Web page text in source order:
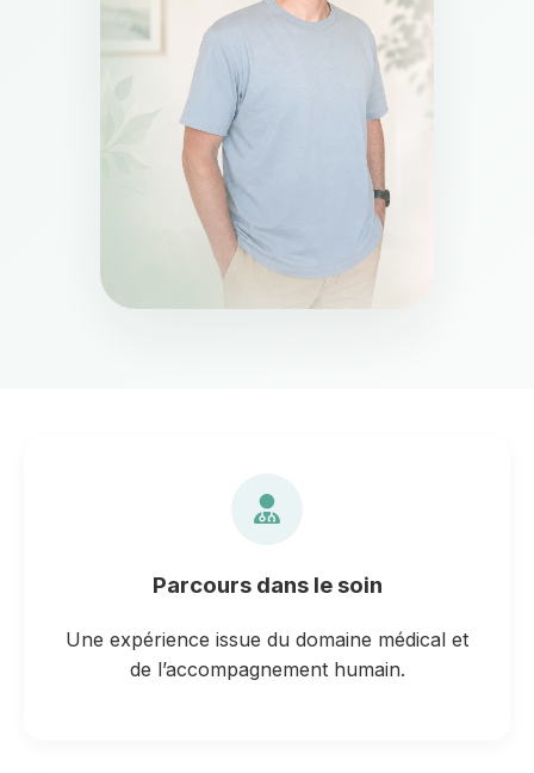
Parcours dans le soin
Une expérience issue du domaine médical et
de l’accompagnement humain.